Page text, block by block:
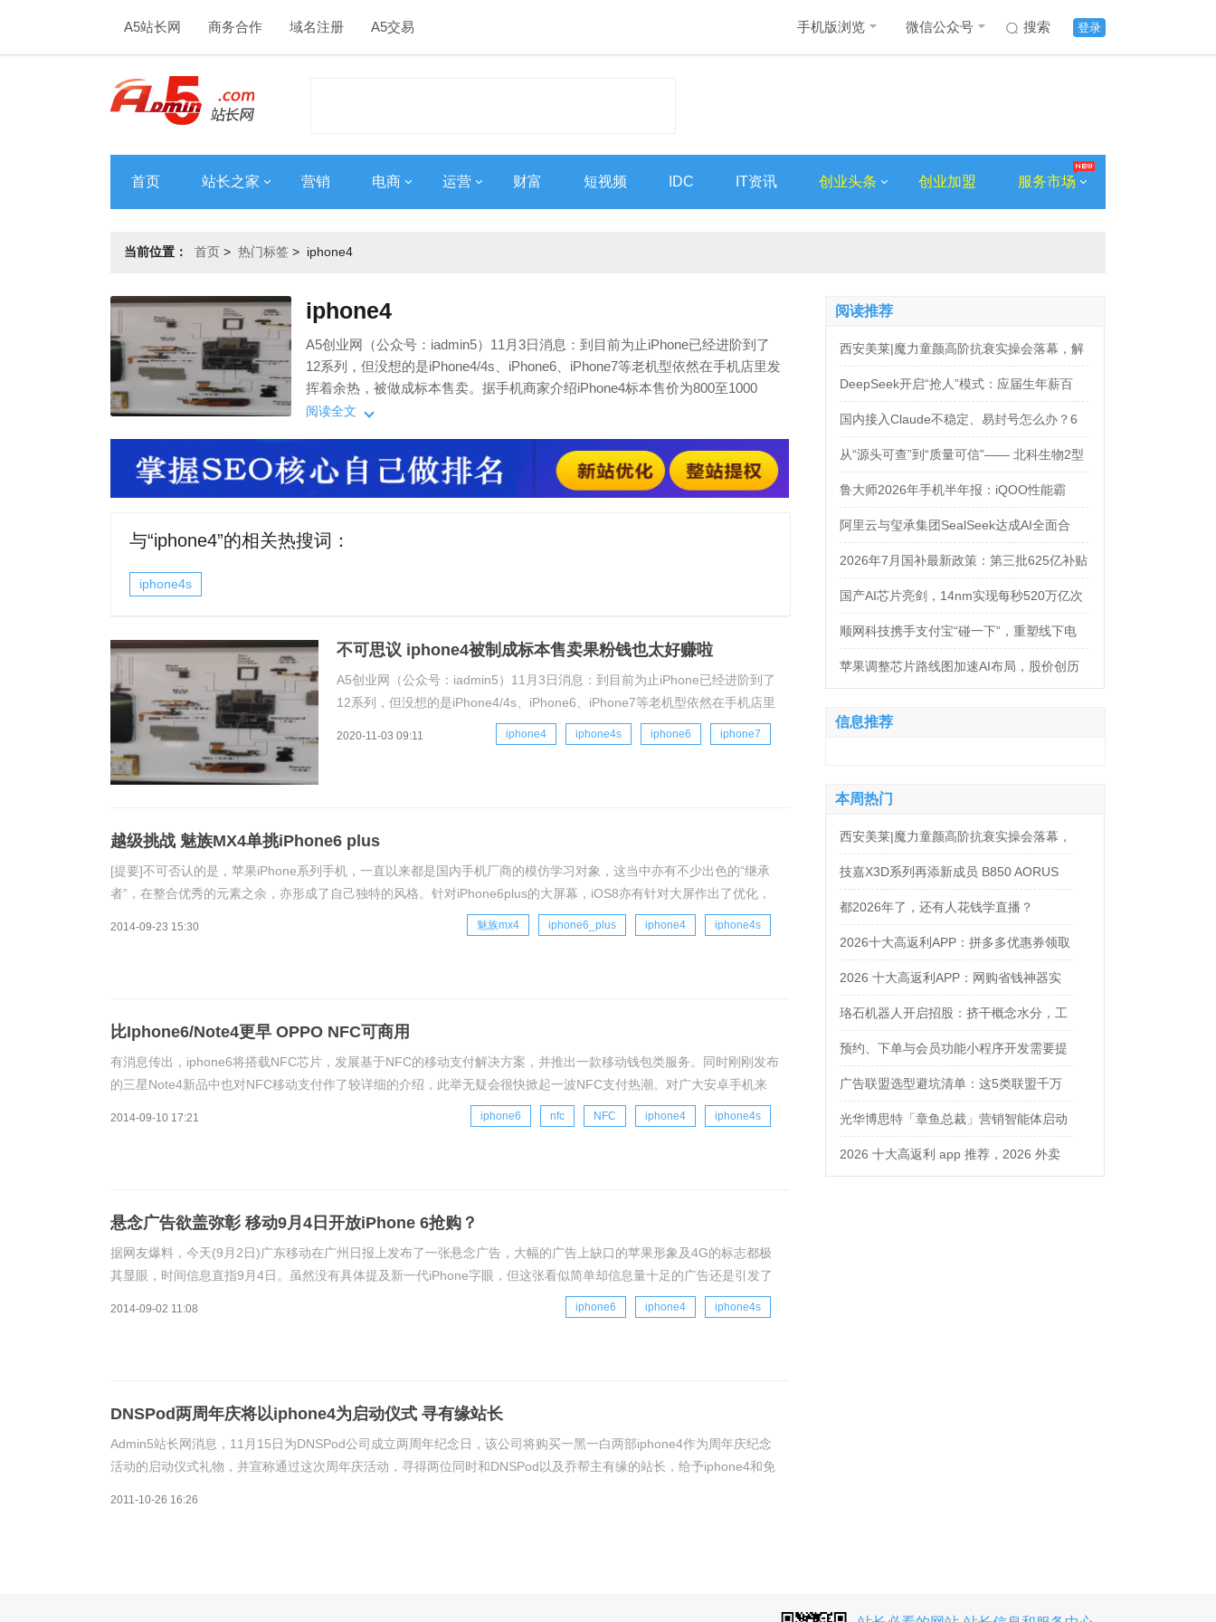
A5站长网 商务合作 域名注册 A5交易 登录
搜索
手机版浏览 微信公众号
首页 站长之家 营销 电商 运营 财富 短视频 IDC IT资讯 创业头条 创业加盟 服务市场
当前位置： 首页 > 热门标签 > iphone4
iphone4
A5创业网（公众号：iadmin5）11月3日消息：到目前为止iPhone已经进阶到了
12系列，但没想的是iPhone4/4s、iPhone6、iPhone7等老机型依然在手机店里发
挥着余热，被做成标本售卖。据手机商家介绍iPhone4标本售价为800至1000
元，他拆解一部手机需要半小时左右。有数据显示,每天仍有超过6000人在二手
阅读全文
与“iphone4”的相关热搜词：
iphone4s
不可思议 iphone4被制成标本售卖果粉钱也太好赚啦
A5创业网（公众号：iadmin5）11月3日消息：到目前为止iPhone已经进阶到了
12系列，但没想的是iPhone4/4s、iPhone6、iPhone7等老机型依然在手机店里
发挥着余热，被做成标本售卖。据手机商家介绍iPhone4标本售价为800至1000
元，他拆解一部手机需要半小时左右。有数
2020-11-03 09:11 iphone4 iphone4s iphone6 iphone7
越级挑战 魅族MX4单挑iPhone6 plus
[提要]不可否认的是，苹果iPhone系列手机，一直以来都是国内手机厂商的模仿学习对象，这当中亦有不少出色的“继承
者”，在整合优秀的元素之余，亦形成了自己独特的风格。针对iPhone6plus的大屏幕，iOS8亦有针对大屏作出了优化，
例如连续触摸HOME键两次，即可让整个屏幕下沉，以便点击顶部区域。
2014-09-23 15:30 魅族mx4 iphone6_plus iphone4 iphone4s
比Iphone6/Note4更早 OPPO NFC可商用
有消息传出，iphone6将搭载NFC芯片，发展基于NFC的移动支付解决方案，并推出一款移动钱包类服务。同时刚刚发布
的三星Note4新品中也对NFC移动支付作了较详细的介绍，此举无疑会很快掀起一波NFC支付热潮。对广大安卓手机来
讲，这也无疑是个好消息。对于NFC大家并不陌生，国内外的众多安卓手机已经
2014-09-10 17:21 iphone6 nfc NFC iphone4 iphone4s
悬念广告欲盖弥彰 移动9月4日开放iPhone 6抢购？
据网友爆料，今天(9月2日)广东移动在广州日报上发布了一张悬念广告，大幅的广告上缺口的苹果形象及4G的标志都极
其显眼，时间信息直指9月4日。虽然没有具体提及新一代iPhone字眼，但这张看似简单却信息量十足的广告还是引发了
诸多网友的猜测和联想。有细心网友根据广告上的“开门抢位”时间、“果粉提前关注”
2014-09-02 11:08 iphone6 iphone4 iphone4s
DNSPod两周年庆将以iphone4为启动仪式 寻有缘站长
Admin5站长网消息，11月15日为DNSPod公司成立两周年纪念日，该公司将购买一黑一白两部iphone4作为周年庆纪念
活动的启动仪式礼物，并宣称通过这次周年庆活动，寻得两位同时和DNSPod以及乔帮主有缘的站长，给予iphone4和免
2011-10-26 16:26
阅读推荐
西安美莱|魔力童颜高阶抗衰实操会落幕，解
锁自然年轻新姿态
DeepSeek开启“抢人”模式：应届生年薪百
万，法务岗高达160万！
国内接入Claude不稳定、易封号怎么办？6
大AI中转服务API接入对比
从“源头可查”到“质量可信”—— 北科生物2型
糖尿病项目如何实现“药品级质控”
鲁大师2026年手机半年报：iQOO性能霸
榜，天玑9500统治延续，OPPO蝉联流畅双
榜冠军
阿里云与玺承集团SealSeek达成AI全面合
作，共建电商AI新生态
2026年7月国补最新政策：第三批625亿补贴
正式落地！京东手机家电空调电脑各品类国
补怎么领？学生专属优惠补贴领取攻略来
了！
国产AI芯片亮剑，14nm实现每秒520万亿次
运算
顺网科技携手支付宝“碰一下”，重塑线下电
竞新体验
苹果调整芯片路线图加速AI布局，股价创历
信息推荐
本周热门
西安美莱|魔力童颜高阶抗衰实操会落幕，
解锁自然年轻新姿态
技嘉X3D系列再添新成员 B850 AORUS
ELITE X3D主板强化性能体验
都2026年了，还有人花钱学直播？
2026十大高返利APP：拼多多优惠券领取
攻略
2026 十大高返利APP：网购省钱神器实
测对比
珞石机器人开启招股：挤干概念水分，工
业、协作、具身三箭齐发
预约、下单与会员功能小程序开发需要提
前确认什么
广告联盟选型避坑清单：这5类联盟千万
别碰
光华博思特「章鱼总裁」营销智能体启动
内测，引领咨询行业模式革命
2026 十大高返利 app 推荐，2026 外卖